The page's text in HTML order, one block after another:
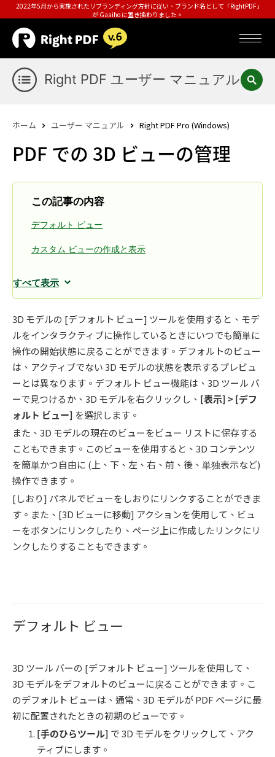
2022年5月から実施されたリブランディング方針に従い、ブランド名として「RightPDF」
が Gaaiho に置き換わりました。
Right PDF ユーザー マニュアル
ホーム ユーザー マニュアル Right PDF Pro (Windows)
PDF での 3D ビューの管理
この記事の内容
デフォルト ビュー
カスタム ビューの作成と表示
すべて表示
3D モデルの [デフォルト ビュー] ツールを使用すると、モデ
ルをインタラクティブに操作しているときにいつでも簡単に
操作の開始状態に戻ることができます。デフォルトのビュー
は、アクティブでない 3D モデルの状態を表示するプレビュ
ーとは異なります。デフォルト ビュー機能は、3D ツール バ
ーで見つけるか、3D モデルを右クリックし、 [表示] > [デフ
ォルト ビュー] を選択します。
また、3D モデルの現在のビューをビュー リストに保存する
こともできます。このビューを使用すると、3D コンテンツ
を簡単かつ自由に (上、下、左、右、前、後、単独表示など)
操作できます。
[しおり] パネルでビューをしおりにリンクすることができま
す。また、[3D ビューに移動] アクションを使用して、ビュ
ーをボタンにリンクしたり、ページ上に作成したリンクにリ
ンクしたりすることもできます。
デフォルト ビュー
3D ツール バーの [デフォルト ビュー] ツールを使用して、
3D モデルをデフォルトのビューに戻ることができます。こ
のデフォルト ビューは、通常、3D モデルが PDF ページに最
初に配置されたときの初期のビューです。
[手のひらツール] で 3D モデルをクリックして、アク
ティブにします。